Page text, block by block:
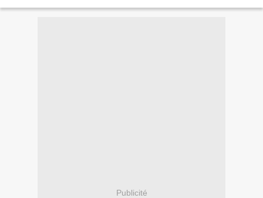
Publicité